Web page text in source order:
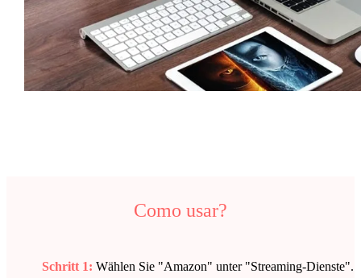
Como usar?
Schritt 1:Wählen Sie "Amazon" unter "Streaming-Dienste".